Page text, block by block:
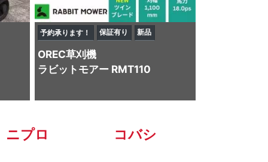
予約承ります！ 保証有り 新品
OREC草刈機
ラビットモアー RMT110
ニプロ コバシ